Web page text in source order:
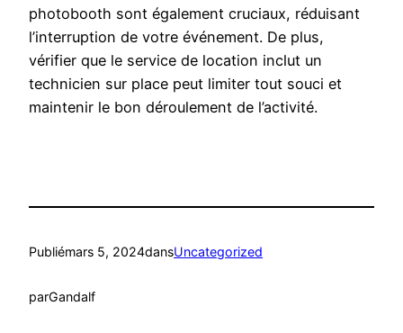
photobooth sont également cruciaux, réduisant
l’interruption de votre événement. De plus,
vérifier que le service de location inclut un
technicien sur place peut limiter tout souci et
maintenir le bon déroulement de l’activité.
Publiémars 5, 2024dansUncategorized
parGandalf